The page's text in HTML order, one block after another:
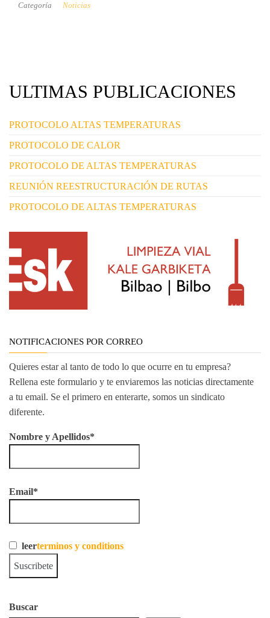
Categoría Noticias
ULTIMAS PUBLICACIONES
PROTOCOLO ALTAS TEMPERATURAS
PROTOCOLO DE CALOR
PROTOCOLO DE ALTAS TEMPERATURAS
REUNIÓN REESTRUCTURACIÓN DE RUTAS
PROTOCOLO DE ALTAS TEMPERATURAS
NOTIFICACIONES POR CORREO
Quieres estar al tanto de todo lo que ocurre en tu empresa?
Rellena este formulario y te enviaremos las noticias directamente
a tu email. Se el primero en enterarte, somos un sindicato
diferente.
Nombre y Apellidos*
Email*
leerterminos y conditions
Buscar